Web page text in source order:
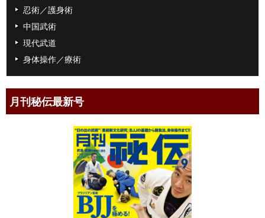
忍術／護身術
中国武術
現代武道
身体操作／療術
月刊秘伝最新号